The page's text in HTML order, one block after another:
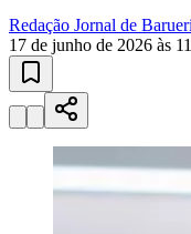
Sport
Esportes ao Vivo
atualizadas
Paulistão, Brasileirão,
real, classificação e